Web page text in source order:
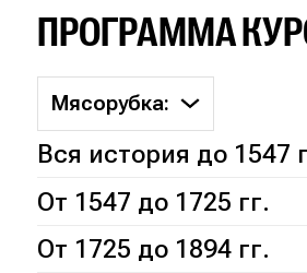
ПРОГРАММА
Мясорубка:
Вся история до 1547
От 1547 до 1725 гг.
От 1725 до 1894 гг.